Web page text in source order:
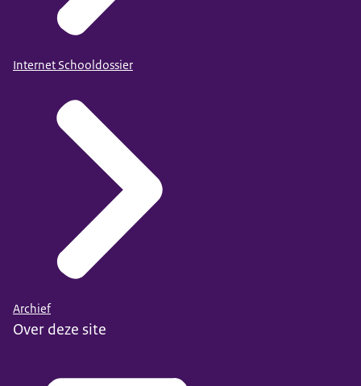
Internet Schooldossier
Archief
Over deze site